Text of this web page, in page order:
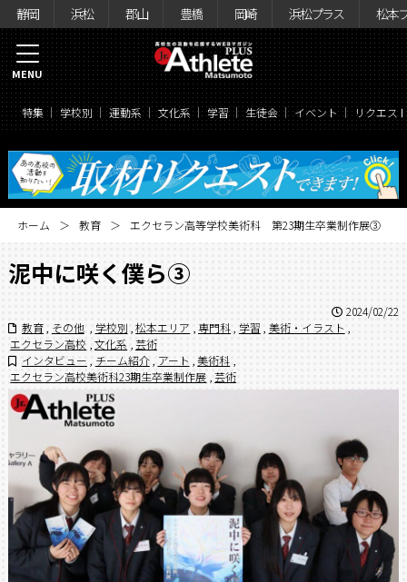
静岡 浜松 郡山 豊橋 岡崎 浜松プラス 松本
特集 学校別 運動系 文化系 学習 生徒会 イベント リクエス
MENU
ホーム 教育 エクセラン高等学校美術科 第23期生卒業制作展③
泥中に咲く僕ら③
2024/02/22
教育 , その他 , 学校別 松本エリア ,専門科 学習 , 美術・イラスト
エクセラン高校 文化系 芸術
インタビュー , チーム紹介 アート ,美術科
エクセラン高校美術科23期生卒業制作展 芸術